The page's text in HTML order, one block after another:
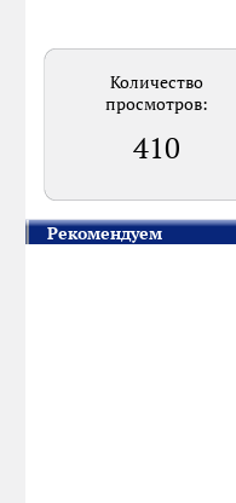
Количество
просмотров:
410
Рекомендуем